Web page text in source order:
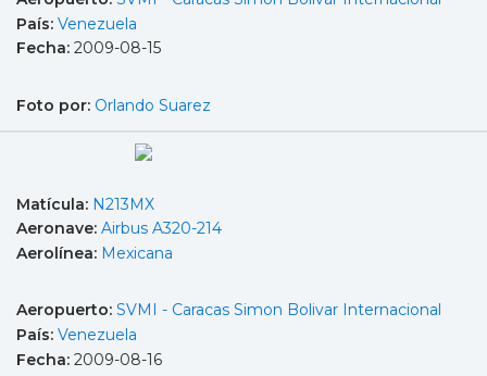
País: Venezuela
Fecha: 2009-08-15
Foto por: Orlando Suarez
Matícula: N213MX
Aeronave: Airbus A320-214
Aerolínea: Mexicana
Aeropuerto: SVMI - Caracas Simon Bolivar Internacional
País: Venezuela
Fecha: 2009-08-16